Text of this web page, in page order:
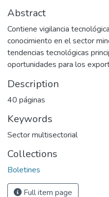
Abstract
Contiene vigilancia
conocimiento en el sector
tendencias tecnológicas
oportunidades para los
Description
40 páginas
Keywords
Sector multisectorial
Collections
Boletines
Full item page